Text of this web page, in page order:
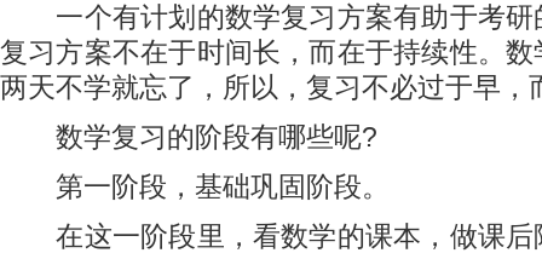
一个有计划的数学复习方案有助于考研
复习方案不在于时间长，而在于持续性。
两天不学就忘了，所以，复习不必过于早，
数学复习的阶段有哪些呢?
第一阶段，基础巩固阶段。
在这一阶段里，看数学的课本，做课后